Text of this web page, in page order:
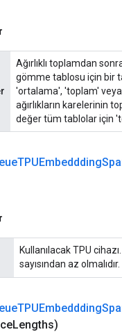
Ağırlıklı toplamdan
gömme tablosu için bir
'ortalama', 'toplam' veya
ağırlıkların karelerinin
değer tüm tablolar için
TPUEmbeddding
Kullanılacak TPU
sayısından az olmalıdır.
TPUEmbeddding
Lengths)